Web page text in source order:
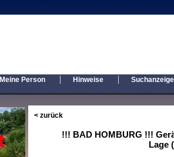
Meine Person | Hinweise |
< zurück
!!! BAD HOMBURG !!!
Lage